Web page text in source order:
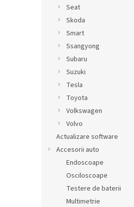
Seat
Skoda
Smart
Ssangyong
Subaru
Suzuki
Tesla
Toyota
Volkswagen
Volvo
Actualizare software
Accesorii auto
Endoscoape
Osciloscoape
Testere de baterii
Multimetrie